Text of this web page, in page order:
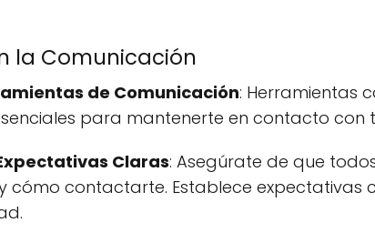
la Comunicación
de Comunicación: Herramientas
para mantenerte en contacto con
Claras: Asegúrate de que
cómo contactarte. Establece expectativas